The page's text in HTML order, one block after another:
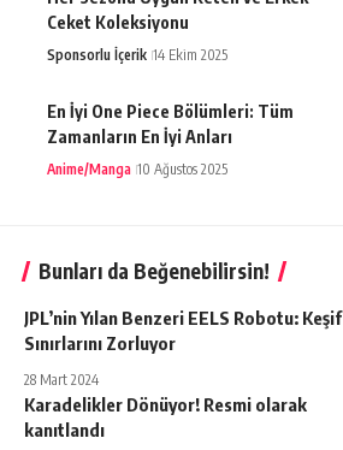
Ceket Koleksiyonu
Sponsorlu İçerik 14 Ekim 2025
En İyi One Piece Bölümleri: Tüm
Zamanların En İyi Anları
Anime/Manga 10 Ağustos 2025
Bunları da Beğenebilirsin!
JPL’nin Yılan Benzeri EELS Robotu: Keşif
Sınırlarını Zorluyor
28 Mart 2024
Karadelikler Dönüyor! Resmi olarak
kanıtlandı